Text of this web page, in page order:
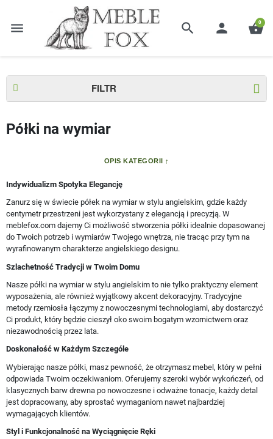
menu search person shopping_basket
0
Strona główna Meble skrzyniowe
FILTR
Półki na wymiar
OPIS KATEGORII
Indywidualizm Spotyka Elegancję
Zanurz się w świecie półek na wymiar w stylu angielskim, gdzie każdy
centymetr przestrzeni jest wykorzystany z elegancją i precyzją. W
meblefox.com dajemy Ci możliwość stworzenia półki idealnie dopasowanej
do Twoich potrzeb i wymiarów Twojego wnętrza, nie tracąc przy tym na
wyrafinowanym charakterze angielskiego designu.
Szlachetność Tradycji w Twoim Domu
Nasze półki na wymiar w stylu angielskim to nie tylko praktyczny element
wyposażenia, ale również wyjątkowy akcent dekoracyjny. Tradycyjne
metody rzemiosła łączymy z nowoczesnymi technologiami, aby dostarczyć
Ci produkt, który będzie cieszył oko swoim bogatym wzornictwem oraz
niezawodnością przez lata.
Doskonałość w Każdym Szczególe
Wybierając nasze półki, masz pewność, że otrzymasz mebel, który w pełni
odpowiada Twoim oczekiwaniom. Oferujemy szeroki wybór wykończeń, od
klasycznych barw drewna po nowoczesne i odważne tonacje, każdy detal
jest dopracowany, aby sprostać wymaganiom nawet najbardziej
wymagających klientów.
Styl i Funkcjonalność na Wyciągnięcie Ręki